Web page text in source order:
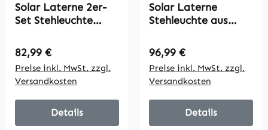
Solar Laterne 2er-
Set Stehleuchte
Höhenverstellbar
mit 2
Helligkeitsmodi
Lichtsensor
Schalter, IP44
Regulärer Preis:
82,99 €
Preise inkl. MwSt. zzgl.
Versandkosten
Details
Solar Laterne
Stehleuchte aus
Gartenlaterne mit
Lichtsteuerung, 189
cm hoch, Windlicht
Außenleuchte,
Wasserdicht IP44
mit Blumentopf-
Basis für Garten
Regulärer Preis:
96,99 €
Preise inkl. MwSt. zzgl.
Versandkosten
Details